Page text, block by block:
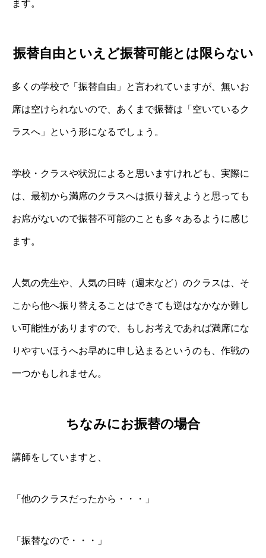
ます。
振替自由といえど振替可能とは限らない
多くの学校で「振替自由」と言われていますが、無いお
席は空けられないので、あくまで振替は「空いているク
ラスへ」という形になるでしょう。
学校・クラスや状況によると思いますけれども、実際に
は、最初から満席のクラスへは振り替えようと思っても
お席がないので振替不可能のことも多々あるように感じ
ます。
人気の先生や、人気の日時（週末など）のクラスは、そ
こから他へ振り替えることはできても逆はなかなか難し
い可能性がありますので、もしお考えであれば満席にな
りやすいほうへお早めに申し込まるというのも、作戦の
一つかもしれません。
ちなみにお振替の場合
講師をしていますと、
「他のクラスだったから・・・」
「振替なので・・・」